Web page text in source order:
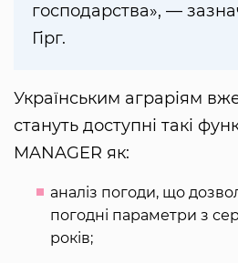
господарства», —
Гірг.
Українським аграріям
стануть доступні такі
MANAGER як:
аналіз погоди, що
погодні параметри з
років;